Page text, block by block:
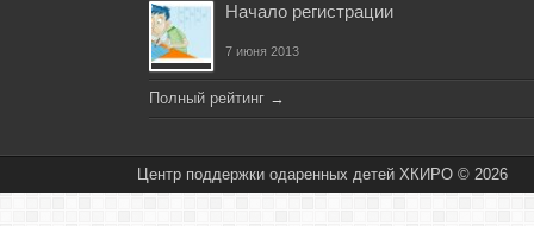
Начало регистрации
7 июня 2013
Полный рейтинг →
Центр поддержки одаренных детей ХКИРО © 2026